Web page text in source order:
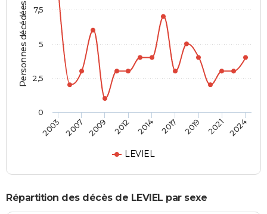
Personnes décédées
LEVIEL
2003 2007 2009 2012 2014 2017 2019 2021 2024
0
2,5
5
7,5
Répartition des décès de LEVIEL par sexe